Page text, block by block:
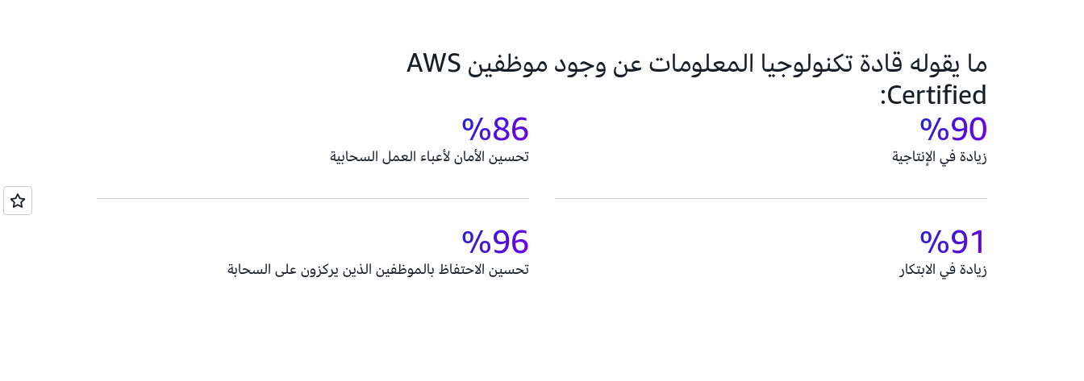
ما يقوله قادة تكنولوجيا المعلومات عن وجود موظفين AWS
Certified:
90‏%
زيادة في الإنتاجية
86‏%
تحسين الأمان لأعباء العمل السحابية
91‏%
زيادة في الابتكار
96‏%
تحسين الاحتفاظ بالموظفين الذين يركزون على السحابة